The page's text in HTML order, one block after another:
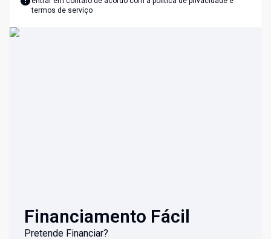
termos de serviço
Financiamento Fácil
Pretende Financiar?